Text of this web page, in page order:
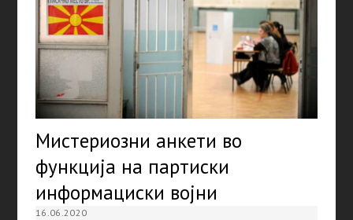
Мистериозни анкети во
функција на партиски
информациски војни
16.06.2020